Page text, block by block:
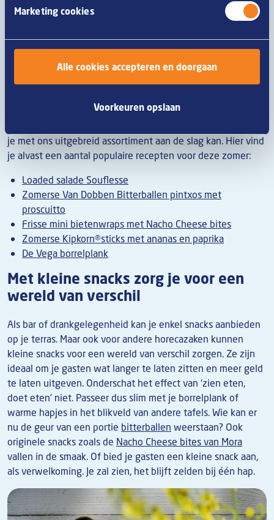
Marketing cookies
Alle cookies accepteren en doorgaan
Voorkeuren opslaan
meer hun stempel op het menu. De boodschap? Kijk goed
kunnen smaken. Je hoeft heus niet op elke trend in te
spelen, maar vaak kom je met een eenvoudige aanpassing al
je met ons uitgebreid assortiment aan de slag kan. Hier vind
je alvast een aantal populaire recepten voor deze zomer:
Loaded salade Souflesse
Zomerse Van Dobben Bitterballen pintxos met
proscuitto
Frisse mini bietenwraps met Nacho Cheese bites
Zomerse Kipkorn®sticks met ananas en paprika
De Vega borrelplank
Met kleine snacks zorg je voor een
wereld van verschil
Als bar of drankgelegenheid kan je enkel snacks aanbieden
op je terras. Maar ook voor andere horecazaken kunnen
kleine snacks voor een wereld van verschil zorgen. Ze zijn
ideaal om je gasten wat langer te laten zitten en meer geld
te laten uitgeven. Onderschat het effect van ‘zien eten,
doet eten’ niet. Passeer dus slim met je borrelplank of
warme hapjes in het blikveld van andere tafels. Wie kan er
nu de geur van een portie bitterballen weerstaan? Ook
originele snacks zoals de Nacho Cheese bites van Mora
vallen in de smaak. Of bied je gasten een kleine snack aan,
als verwelkoming. Je zal zien, het blijft zelden bij één hap.
Afbeelding